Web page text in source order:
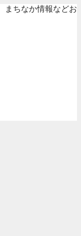
まちなか情報などお